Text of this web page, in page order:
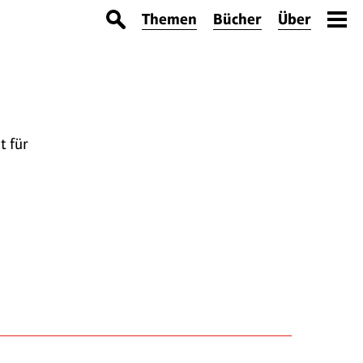
Themen Bücher Über
für